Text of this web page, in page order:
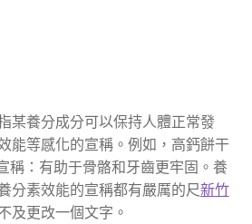
某養分成分可以保持人體正常發
能等感化的宣稱。例如，高鈣餅干
稱：有助于骨骼和牙齒更牢固。養
分素效能的宣稱都有嚴厲的尺新竹
及更改一個文字。